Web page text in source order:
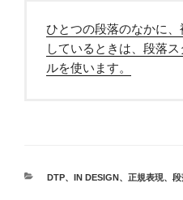
ひとつの段落のなかに
しているときは、段落
ルを使います。
カ
DTP、 IN DESIGN、 正規表現、 段